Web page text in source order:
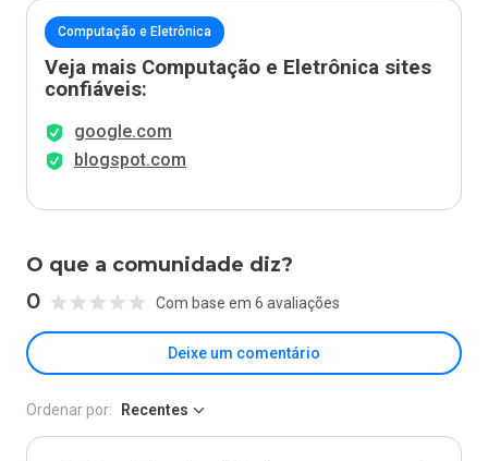
Computação e Eletrônica
Veja mais Computação e Eletrônica sites
confiáveis:
google.com
blogspot.com
O que a comunidade diz?
0 Com base em 6 avaliações
Deixe um comentário
Ordenar por: Recentes